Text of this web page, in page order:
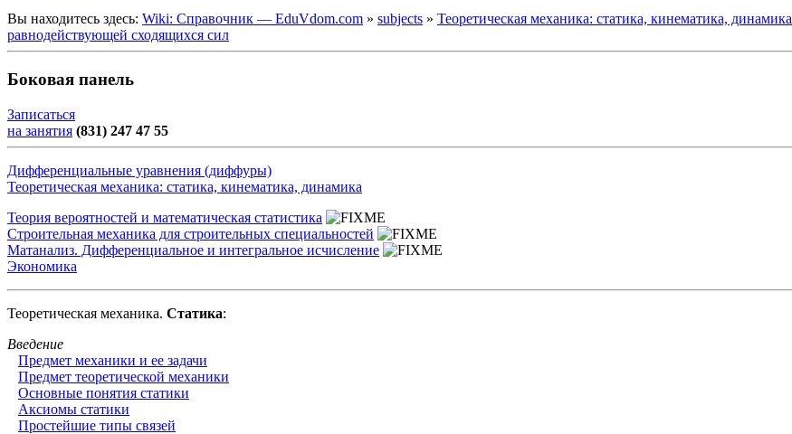
Вы находитесь здесь: Wiki: Справочник — EduVdom.com » subjects » Теоретическая механика: статика, кинематика, динамика
равнодействующей сходящихся сил
Боковая панель
Записаться
на занятия (831) 247 47 55
Дифференциальные уравнения (диффуры)
Теоретическая механика: статика, кинематика, динамика
Теория вероятностей и математическая статистика
Строительная механика для строительных специальностей
Матанализ. Дифференциальное и интегральное исчисление
Экономика
Теоретическая механика. Статика:
Введение
Предмет механики и ее задачи
Предмет теоретической механики
Основные понятия статики
Аксиомы статики
Простейшие типы связей